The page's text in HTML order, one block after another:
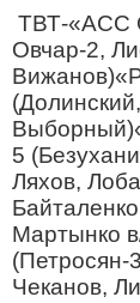
ТВТ-«АСС
Овчар-2,
5
Ляхов,
Мартынко
Чеканов,